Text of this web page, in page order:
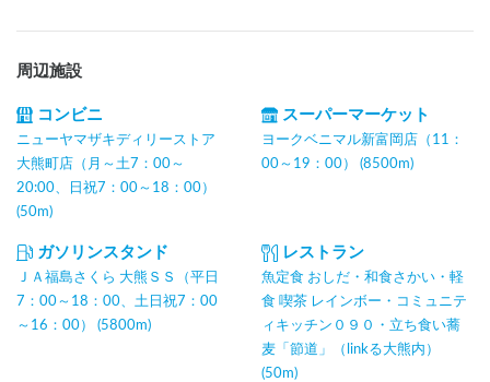
周辺施設
コンビニ
ニューヤマザキディリーストア
大熊町店（月～土7：00～
20:00、日祝7：00～18：00）
(50m)
スーパーマーケット
ヨークベニマル新富岡店（11：
00～19：00） (8500m)
ガソリンスタンド
ＪＡ福島さくら 大熊ＳＳ（平日
7：00～18：00、土日祝7：00
～16：00） (5800m)
レストラン
魚定食 おしだ・和食さかい・軽
食 喫茶 レインボー・コミュニテ
ィキッチン０９０・立ち食い蕎
麦「節道」（linkる大熊内）
(50m)